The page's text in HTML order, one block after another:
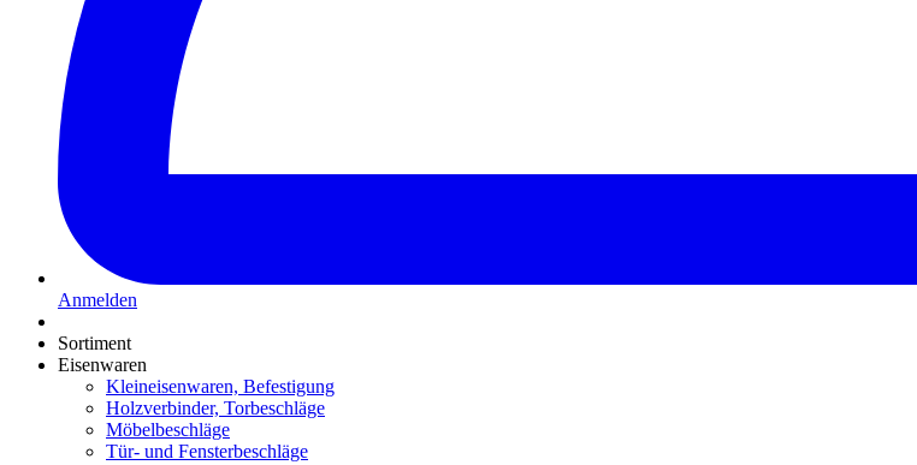
Anmelden
Sortiment
Eisenwaren
Kleineisenwaren, Befestigung
Holzverbinder, Torbeschläge
Möbelbeschläge
Tür- und Fensterbeschläge